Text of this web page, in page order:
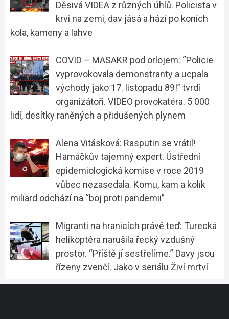
Děsivá VIDEA z různých úhlů. Policista v
krvi na zemi, dav jásá a hází po koních
kola, kameny a lahve
COVID – MASAKR pod orlojem: “Policie
vyprovokovala demonstranty a ucpala
východy jako 17. listopadu 89!” tvrdí
organizátoři. VIDEO provokatéra. 5 000
lidí, desítky raněných a přidušených plynem
Alena Vitásková: Rasputin se vrátil!
Hamáčkův tajemný expert. Ústřední
epidemiologická komise v roce 2019
vůbec nezasedala. Komu, kam a kolik
miliard odchází na “boj proti pandemii”
Migranti na hranicích právě teď: Turecká
helikoptéra narušila řecký vzdušný
prostor. “Příště jí sestřelíme.” Davy jsou
řízeny zvenčí. Jako v seriálu Živí mrtví